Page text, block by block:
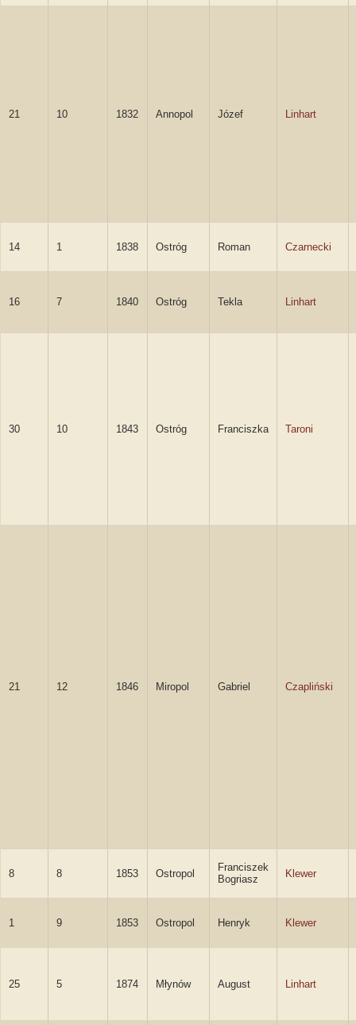
21 10 1832 Annopol Józef Linhart
14 1 1838 Ostróg Roman Czarnecki
16 7 1840 Ostróg Tekla Linhart
30 10 1843 Ostróg Franciszka Taroni
21 12 1846 Miropol Gabriel Czapliński
8 8 1853 Ostropol
Franciszek
Bogriasz
Klewer
1 9 1853 Ostropol Henryk Klewer
25 5 1874 Młynów August Linhart